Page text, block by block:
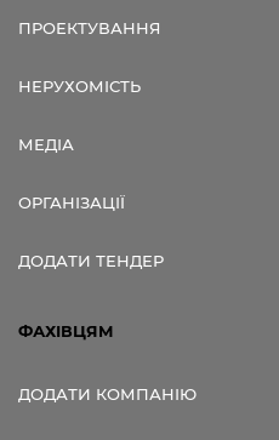
ПРОЕКТУВАННЯ
НЕРУХОМІСТЬ
МЕДІА
ОРГАНІЗАЦІЇ
ДОДАТИ ТЕНДЕР
ФАХІВЦЯМ
ДОДАТИ КОМПАНІЮ